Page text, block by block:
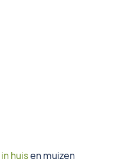
in huisen muizen